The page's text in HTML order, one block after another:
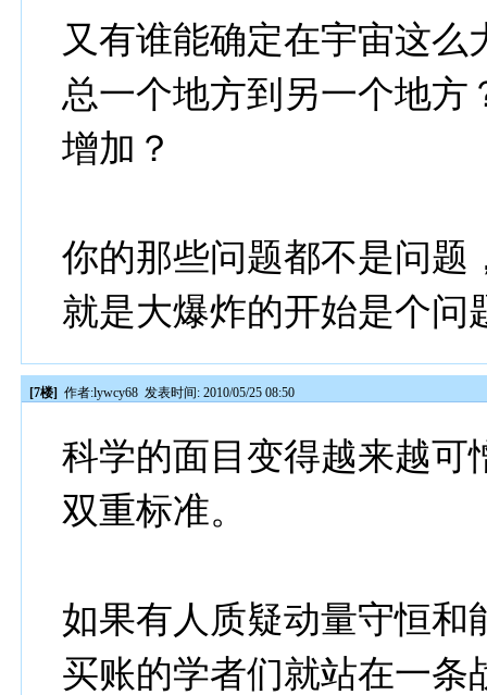
又有谁能确定在宇宙这
总一个地方到另一个地方
增加？
你的那些问题都不是问题
就是大爆炸的开始是个问
[7楼] 作者:lywcy68 发表时间: 2010/05/25 08:50
科学的面目变得越来越可
双重标准。
如果有人质疑动量守恒和
买账的学者们就站在一条